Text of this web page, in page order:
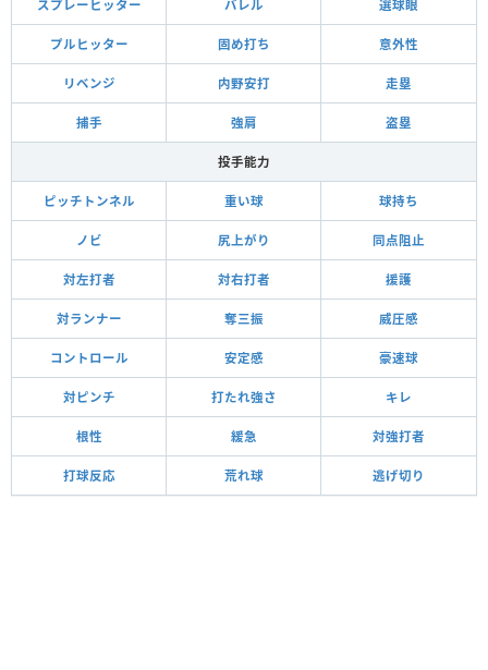
スプレーヒッター バレル 選球眼
プルヒッター 固め打ち 意外性
リベンジ 内野安打 走塁
捕手 強肩 盗塁
投手能力
ピッチトンネル 重い球 球持ち
ノビ 尻上がり 同点阻止
対左打者 対右打者 援護
対ランナー 奪三振 威圧感
コントロール 安定感 豪速球
対ピンチ 打たれ強さ キレ
根性 緩急 対強打者
打球反応 荒れ球 逃げ切り